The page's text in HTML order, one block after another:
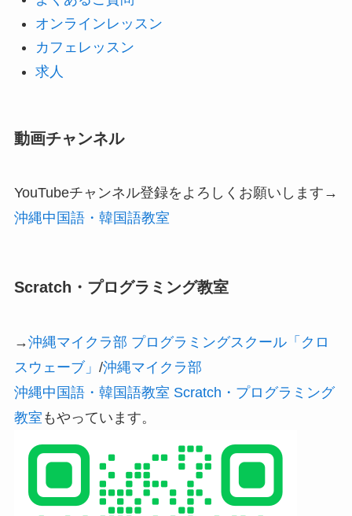
オンラインレッスン
カフェレッスン
求人
動画チャンネル
YouTubeチャンネル登録をよろしくお願いします→
沖縄中国語・韓国語教室
Scratch・プログラミング教室
→沖縄マイクラ部 プログラミングスクール「クロ
スウェーブ」 /沖縄マイクラ部
沖縄中国語・韓国語教室 Scratch・プログラミング
教室 もやっています。